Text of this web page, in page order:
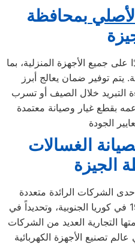
الأصلي بمحافظة
جميع الأجهزة المنزلية، بما
يتم توفير ضمان يعالج أبرز
التبريد خلال الصيف أو تسرب
بقطع غيار وصيانة معتمدة
الغسالات
الجيزة
الشركات الرائدة متعددة
الجنسيات، تأسست عام 1938 في كوريا الجنوبية، وتحديداً في
التجارية العديد من الشركات